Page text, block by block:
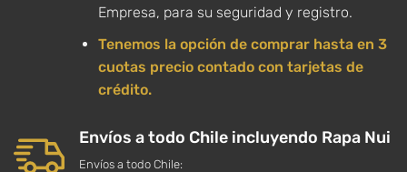
Empresa, para su seguridad y registro.
Tenemos la opción de comprar hasta en 3
cuotas precio contado con tarjetas de
crédito.
Envíos a todo Chile incluyendo Rapa Nui
Envíos a todo Chile: